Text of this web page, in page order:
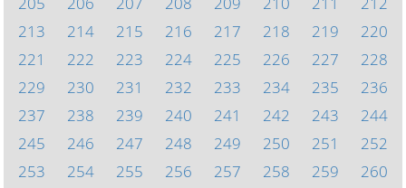
213
214 215 216 217 218 219
220
221
222 223 224 225 226 227
228
229
230 231 232 233 234 235
236
237
238 239 240 241 242 243
244
245
246 247 248 249 250 251
252
253
254 255 256 257 258 259
260